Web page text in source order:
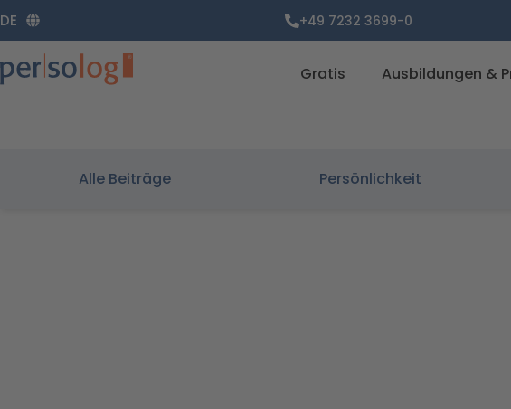
Inhalt
springen
DE +49 7232 3699-0
Gratis Ausbildungen &
Alle Beiträge Persönlichkeit